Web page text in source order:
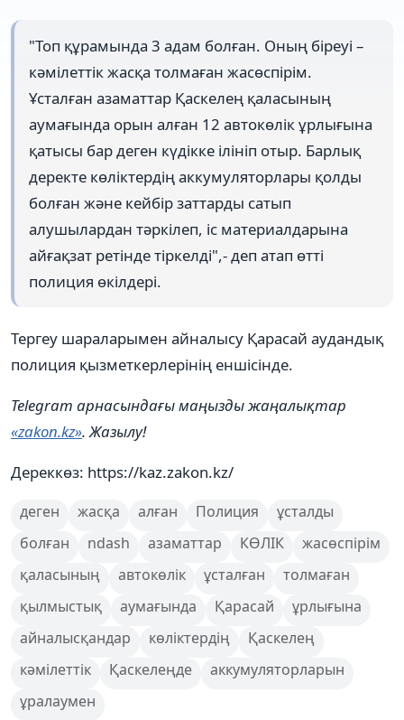
"Топ құрамында 3 адам болған. Оның біреуі –
кәмілеттік жасқа толмаған жасөспірім.
Ұсталған азаматтар Қаскелең қаласының
аумағында орын алған 12 автокөлік ұрлығына
қатысы бар деген күдікке ілініп отыр. Барлық
деректе көліктердің аккумуляторлары қолды
болған және кейбір заттарды сатып
алушылардан тәркілеп, іс материалдарына
айғақзат ретінде тіркелді",- деп атап өтті
полиция өкілдері.
Тергеу шараларымен айналысу Қарасай аудандық
полиция қызметкерлерінің еншісінде.
Telegram арнасындағы маңызды жаңалықтар
«zakon.kz». Жазылу!
Дереккөз: https://kaz.zakon.kz/
деген жасқа алған Полиция
ұсталды
болған
ndash азаматтар КӨЛІК
жасөспірім
қаласының
автокөлік ұсталған
толмаған
қылмыстық
аумағында Қарасай
ұрлығына
айналысқандар
көліктердің
Қаскелең
кәмілеттік
Қаскелеңде
аккумуляторларын
ұралаумен